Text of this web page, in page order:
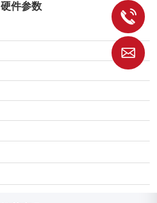
硬件参数